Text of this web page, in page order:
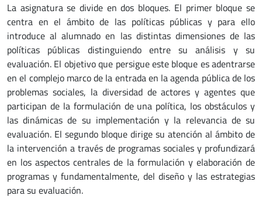
La asignatura se divide en dos bloques. El primer bloque se
centra en el ámbito de las políticas públicas y para ello
introduce al alumnado en las distintas dimensiones de las
políticas públicas distinguiendo entre su análisis y su
evaluación. El objetivo que persigue este bloque es adentrarse
en el complejo marco de la entrada en la agenda pública de los
problemas sociales, la diversidad de actores y agentes que
participan de la formulación de una política, los obstáculos y
las dinámicas de su implementación y la relevancia de su
evaluación. El segundo bloque dirige su atención al ámbito de
la intervención a través de programas sociales y profundizará
en los aspectos centrales de la formulación y elaboración de
programas y fundamentalmente, del diseño y las estrategias
para su evaluación.